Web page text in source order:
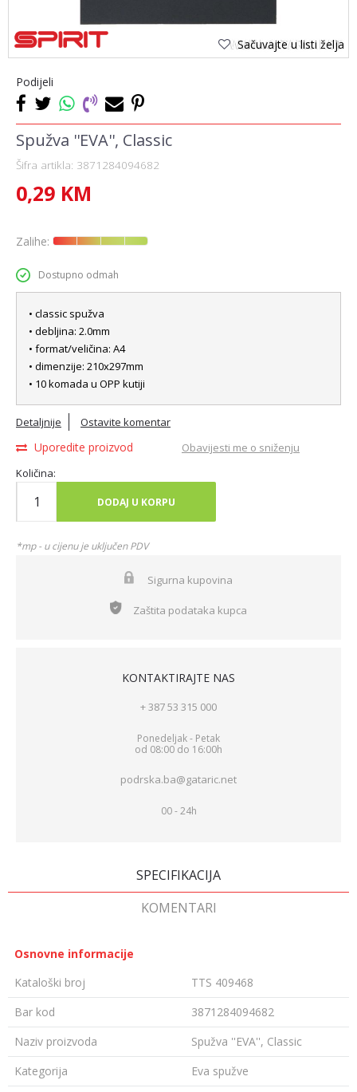
Sačuvajte u listi želja
Podijeli
Spužva ''EVA'', Classic
Šifra artikla: 3871284094682
0,29 KM
Zalihe:
Dostupno odmah
• classic spužva
• debljina: 2.0mm
• format/veličina: A4
• dimenzije: 210x297mm
• 10 komada u OPP kutiji
Detaljnije Ostavite komentar
Uporedite proizvod
Obavijesti me o sniženju
Količina:
DODAJ U KORPU
*mp - u cijenu je uključen PDV
Sigurna kupovina
Zaštita podataka kupca
KONTAKTIRAJTE NAS
+ 387 53 315 000
Ponedeljak - Petak
od 08:00 do 16:00h
podrska.ba@gataric.net
00 - 24h
SPECIFIKACIJA
KOMENTARI
Osnovne informacije
Kataloški broj
TTS 409468
Bar kod
3871284094682
Naziv proizvoda
Spužva ''EVA'', Classic
Kategorija
Eva spužve